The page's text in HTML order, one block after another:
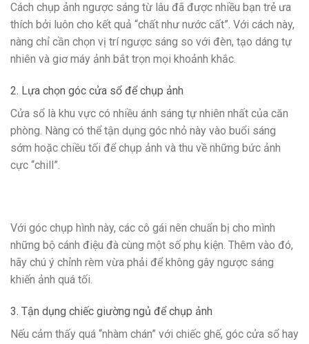
Cách chụp ảnh ngược sáng từ lâu đã được nhiều bạn trẻ ưa
thích bởi luôn cho kết quả “chất như nước cất”. Với cách này,
nàng chỉ cần chọn vị trí ngược sáng so với đèn, tạo dáng tự
nhiên và giơ máy ảnh bắt trọn mọi khoảnh khắc.
2. Lựa chọn góc cửa sổ để chụp ảnh
Cửa sổ là khu vực có nhiều ánh sáng tự nhiên nhất của căn
phòng. Nàng có thể tận dụng góc nhỏ này vào buổi sáng
sớm hoặc chiều tối để chụp ảnh và thu về những bức ảnh
cực “chill”.
Với góc chụp hình này, các cô gái nên chuẩn bị cho mình
những bộ cánh điệu đà cùng một số phụ kiện. Thêm vào đó,
hãy chú ý chỉnh rèm vừa phải để không gây ngược sáng
khiến ảnh quá tối.
3. Tận dụng chiếc giường ngủ để chụp ảnh
Nếu cảm thấy quá “nhàm chán” với chiếc ghế, góc cửa sổ hay